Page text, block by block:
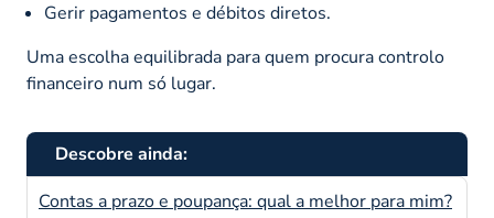
Gerir pagamentos e débitos diretos.
Uma escolha equilibrada para quem procura controlo
financeiro num só lugar.
Descobre ainda:
Contas a prazo e poupança: qual a melhor para mim?